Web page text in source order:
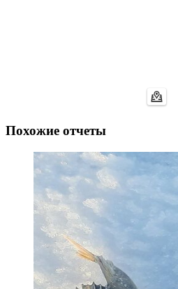
Похожие отчеты